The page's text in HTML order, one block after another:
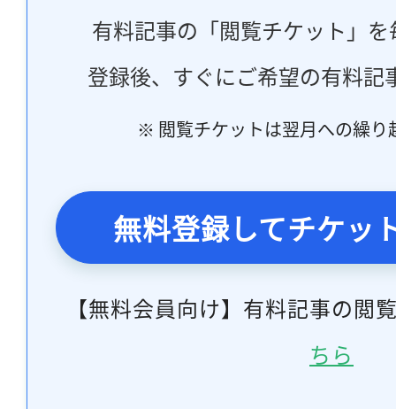
有料記事の「閲覧チケット」
登録後、すぐにご希望の有料記
※ 閲覧チケットは翌月への繰り
無料登録してチケッ
【無料会員向け】有料記事の閲
ちら